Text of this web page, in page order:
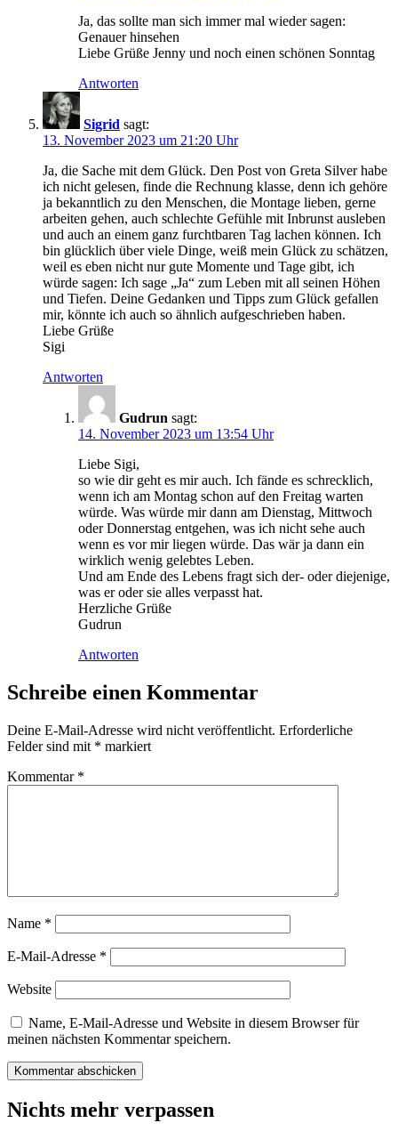
Ja, das sollte man sich immer mal wieder sagen:
Genauer hinsehen
Liebe Grüße Jenny und noch einen schönen Sonntag
Antworten
Sigrid sagt:
13. November 2023 um 21:20 Uhr
Ja, die Sache mit dem Glück. Den Post von Greta Silver habe
ich nicht gelesen, finde die Rechnung klasse, denn ich gehöre
ja bekanntlich zu den Menschen, die Montage lieben, gerne
arbeiten gehen, auch schlechte Gefühle mit Inbrunst ausleben
und auch an einem ganz furchtbaren Tag lachen können. Ich
bin glücklich über viele Dinge, weiß mein Glück zu schätzen,
weil es eben nicht nur gute Momente und Tage gibt, ich
würde sagen: Ich sage „Ja“ zum Leben mit all seinen Höhen
und Tiefen. Deine Gedanken und Tipps zum Glück gefallen
mir, könnte ich auch so ähnlich aufgeschrieben haben.
Liebe Grüße
Sigi
Antworten
Gudrun sagt:
14. November 2023 um 13:54 Uhr
Liebe Sigi,
so wie dir geht es mir auch. Ich fände es schrecklich,
wenn ich am Montag schon auf den Freitag warten
würde. Was würde mir dann am Dienstag, Mittwoch
oder Donnerstag entgehen, was ich nicht sehe auch
wenn es vor mir liegen würde. Das wär ja dann ein
wirklich wenig gelebtes Leben.
Und am Ende des Lebens fragt sich der- oder diejenige,
was er oder sie alles verpasst hat.
Herzliche Grüße
Gudrun
Antworten
Schreibe einen Kommentar
Deine E-Mail-Adresse wird nicht veröffentlicht. Erforderliche
Felder sind mit * markiert
Kommentar *
Name *
E-Mail-Adresse *
Website
Name, E-Mail-Adresse und Website in diesem Browser für
meinen nächsten Kommentar speichern.
Nichts mehr verpassen